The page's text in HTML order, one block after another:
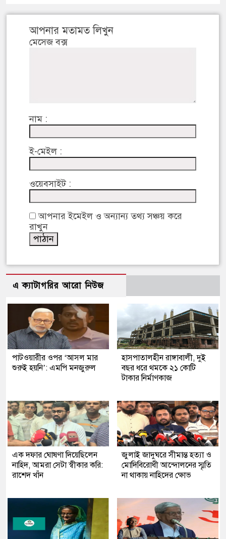
আপনার মতামত লিখুন
মেসেজ বক্স
নাম :
ই-মেইল :
ওয়েবসাইট :
আপনার ইমেইল ও অন্যান্য তথ্য সঞ্চয় করে
রাখুন
এ ক্যাটাগরির আরো নিউজ
পাটওয়ারীর ওপর ‘আসল মার
শুরুই হয়নি’: এমপি মনজুরুল
হাসপাতালহীন রাঙ্গাবালী, দুই
বছর ধরে থমকে ২১ কোটি
টাকার নির্মাণকাজ
এক দফার ঘোষণা দিয়েছিলেন
নাহিদ, আমরা সেটা স্বীকার করি:
রাশেদ খাঁন
জুলাই জাদুঘরে সীমান্ত হত্যা ও
মোদিবিরোধী আন্দোলনের স্মৃতি
না থাকায় নাহিদের ক্ষোভ